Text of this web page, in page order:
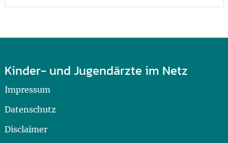
Kinder- und Jugendärzte im Netz
Impressum
Datenschutz
Disclaimer